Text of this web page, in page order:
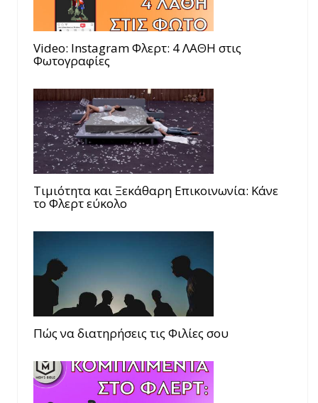
Video: Instagram Φλερτ: 4 ΛΑΘΗ στις
Φωτογραφίες
Τιμιότητα και Ξεκάθαρη Επικοινωνία: Κάνε
το Φλερτ εύκολο
Πώς να διατηρήσεις τις Φιλίες σου